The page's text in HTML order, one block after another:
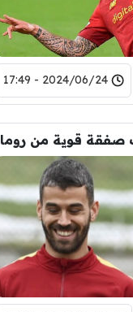
2024/06/24 - 17:49
قوية من روما